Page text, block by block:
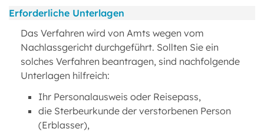
Erforderliche Unterlagen
Das Verfahren wird von Amts wegen vom
Nachlassgericht durchgeführt. Sollten Sie ein
solches Verfahren beantragen, sind nachfolgende
Unterlagen hilfreich:
Ihr Personalausweis oder Reisepass,
die Sterbeurkunde der verstorbenen Person
(Erblasser),